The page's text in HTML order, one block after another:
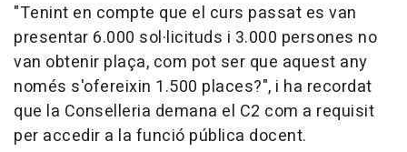
"Tenint en compte que el curs passat es van
presentar 6.000 sol·licituds i 3.000 persones no
van obtenir plaça, com pot ser que aquest any
només s'ofereixin 1.500 places?", i ha recordat
que la Conselleria demana el C2 com a requisit
per accedir a la funció pública docent.